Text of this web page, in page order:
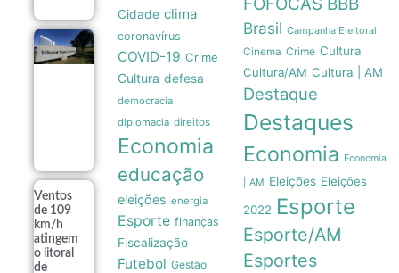
grupo de
assessoramento
fake news nas
eleições de
2026
07/08
Ventos
de 109
km/h
atingem
o litoral
de
Cidade clima
coronavírus
COVID-19 Crime
Cultura defesa
democracia
diplomacia direitos
Economia
educação
eleições energia
Esporte finanças
Fiscalização
Futebol Gestão
Brasil Campanha Eleitoral
Cinema Crime Cultura
Cultura/AM Cultura | AM
Destaque
Destaques
Economia Economia
| AM Eleições Eleições
2022 Esporte
Esporte/AM
Esportes